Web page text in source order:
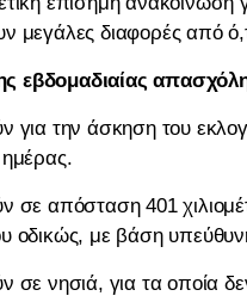
μεγάλες διαφορές από
εβδομαδιαίας
για την άσκηση του
ημέρας.
σε απόσταση 401
οδικώς, με βάση
σε νησιά, για τα οποία